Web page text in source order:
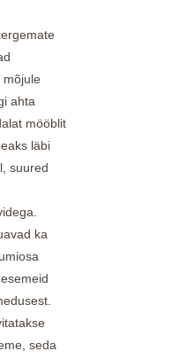
mõjule
ahta
mööblit
läbi
suured
ka
seda